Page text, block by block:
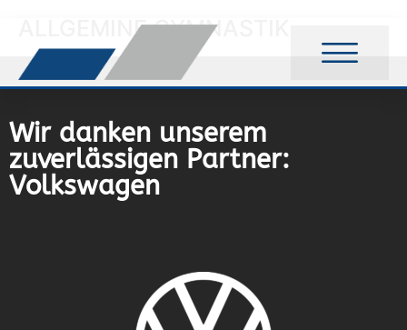
ALLGEMINE GYMNASTIK
Wir danken unserem
zuverlässigen Partner:
Volkswagen